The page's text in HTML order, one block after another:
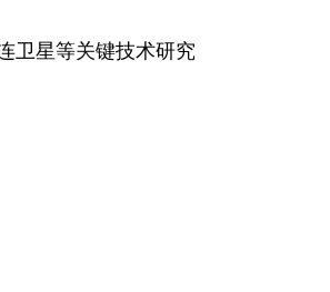
卫星等关键技术研究